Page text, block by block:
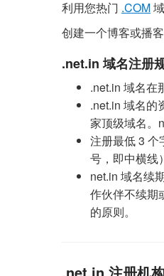
利用您热门 .COM
创建一个博客或播
.net.in 域名注册
.net.in 域名在
.net.in 域名的
家顶级域名。
注册最低 3 个
号，即中横线
net.in 域名续
作伙伴不续期
的原则。